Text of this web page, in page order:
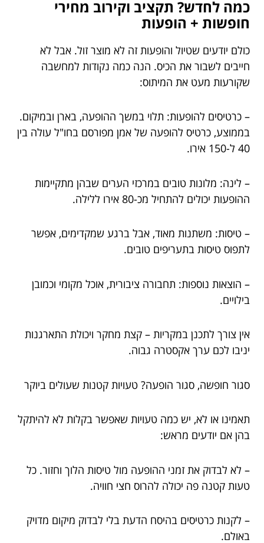
כמה לחדש? תקציב וקירוב מחירי
חופשות + הופעות
כולם יודעים שטיול והופעות זה לא מוצר זול. אבל לא
חייבים לשבור את הכיס. הנה כמה נקודות למחשבה
שקורעות מעט את המיתוס:
– כרטיסים להופעות: תלוי במשך ההופעה, בארן ובמיקום.
בממוצע, כרטיס להופעה של אמן מפורסם בחו"ל עולה בין
40 ל-150 אירו.
– לינה: מלונות טובים במרכזי הערים שבהן מתקיימות
ההופעות יכולים להתחיל מכ-80 אירו ללילה.
– טיסות: משתנות מאוד, אבל ברגע שמקדימים, אפשר
לתפוס טיסות בתעריפים טובים.
– הוצאות נוספות: תחבורה ציבורית, אוכל מקומי וכמובן
בילויים.
אין צורך לתכנן במקריות – קצת מחקר ויכולת התארגנות
יניבו לכם ערך אקסטרה גבוה.
סגור חופשה, סגור הופעה? טעויות קטנות שעולים ביוקר
תאמינו או לא, יש כמה טעויות שאפשר בקלות לא להיתקל
בהן אם יודעים מראש:
– לא לבדוק את זמני ההופעה מול טיסות הלוך וחזור. כל
טעות קטנה פה יכולה להרוס חצי חוויה.
– לקנות כרטיסים בהיסח הדעת בלי לבדוק מיקום מדויק
באולם.